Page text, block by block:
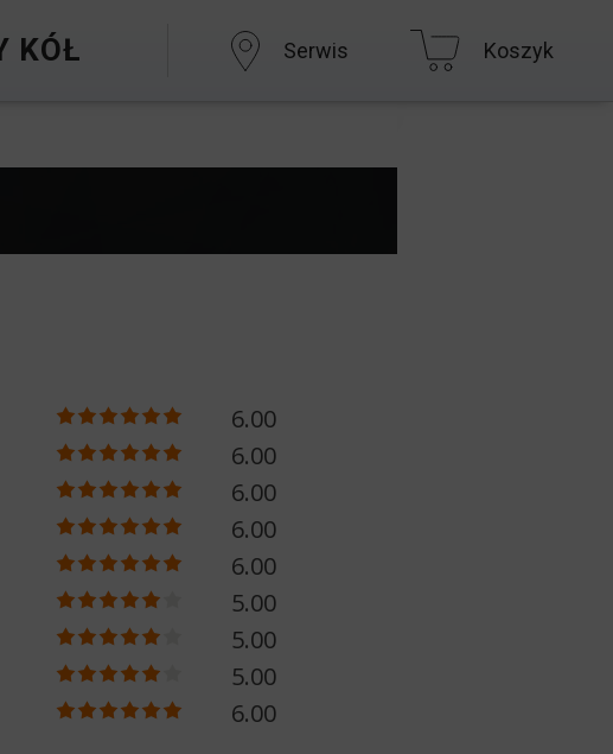
KÓŁ Serwis Koszyk
6.00
6.00
6.00
6.00
6.00
5.00
5.00
5.00
6.00